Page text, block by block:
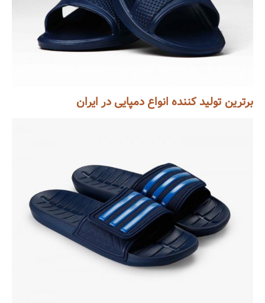
برترین تولید کننده انواع دمپایی در ایران